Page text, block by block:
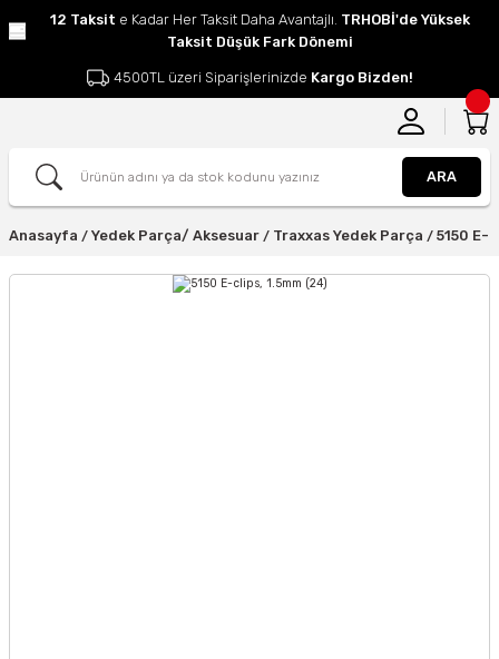
12 Taksit e Kadar Her Taksit Daha Avantajlı. TRHOBİ'de Yüksek
Taksit Düşük Fark Dönemi
4500TL üzeri Siparişlerinizde Kargo Bizden!
ARA
Anasayfa Yedek Parça/ Aksesuar Traxxas Yedek Parça 5150 E-